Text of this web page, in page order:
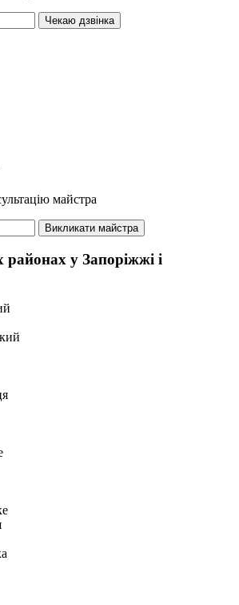
Чекаю дзвінка
майстра
Викликати майстра
у Запоріжжі і